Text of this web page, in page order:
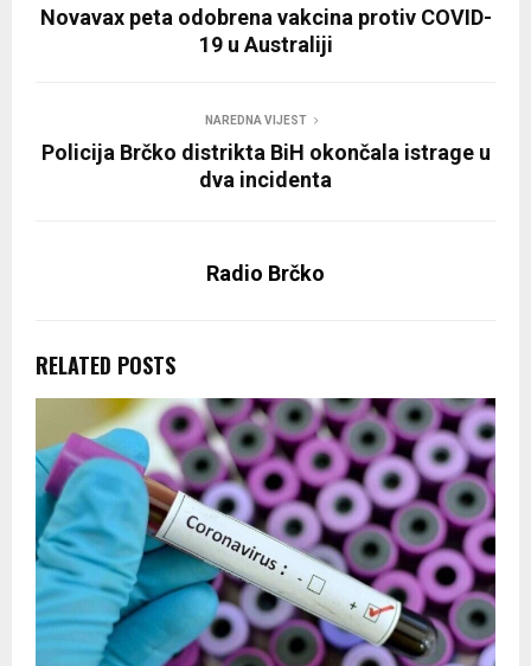
Novavax peta odobrena vakcina protiv COVID-
19 u Australiji
NAREDNA VIJEST
Policija Brčko distrikta BiH okončala istrage u
dva incidenta
Radio Brčko
RELATED POSTS